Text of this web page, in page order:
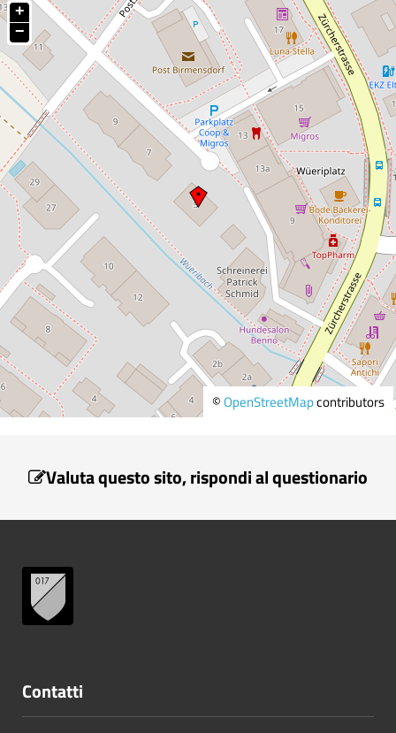
+
−
©OpenStreetMapcontributors
Valuta questo sito, rispondi al questionario
Contatti